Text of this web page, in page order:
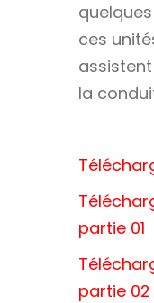
ces
la
partie 01
partie 02